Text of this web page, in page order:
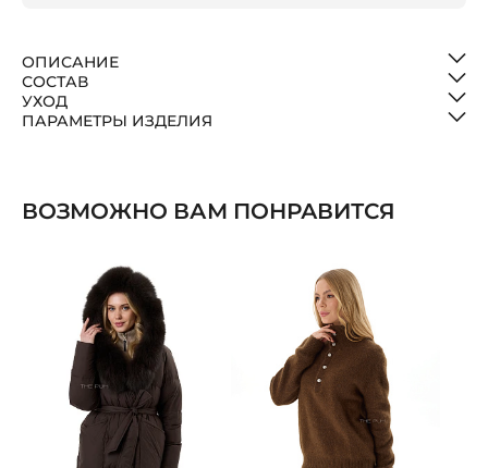
ОПИСАНИЕ
СОСТАВ
УХОД
ПАРАМЕТРЫ ИЗДЕЛИЯ
ВОЗМОЖНО ВАМ ПОНРАВИТСЯ